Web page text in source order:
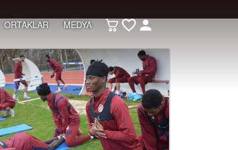
ORTAKLAR MEDYA